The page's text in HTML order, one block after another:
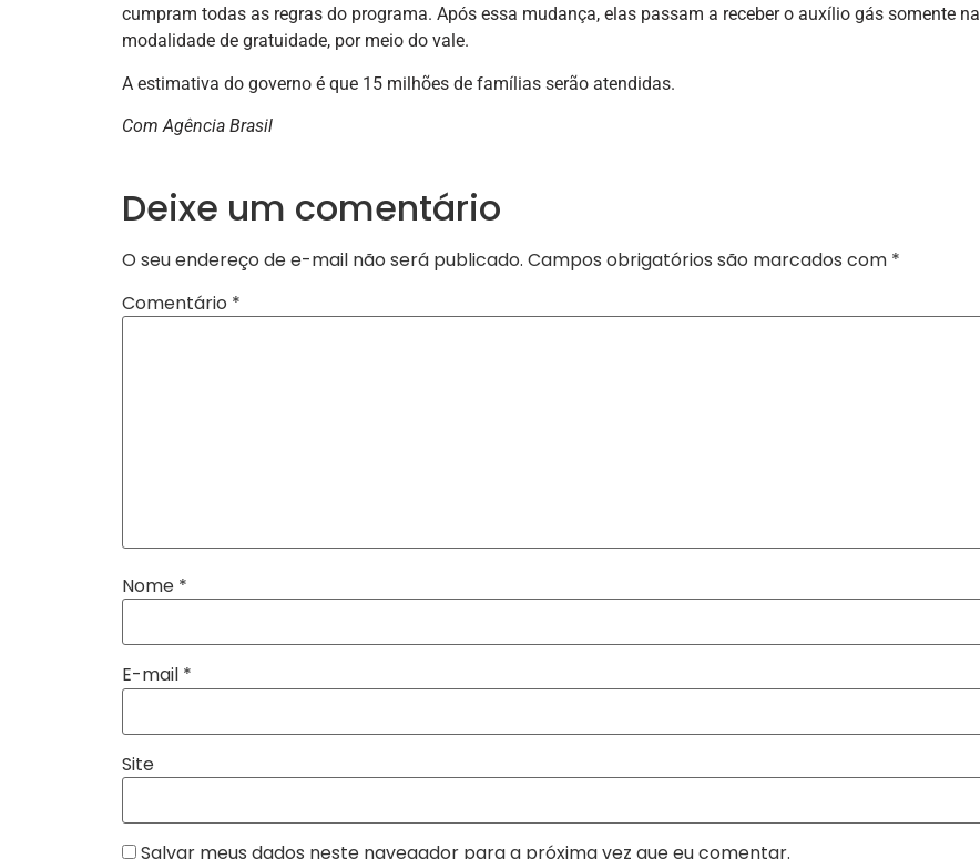
cumpram todas as regras do programa. Após essa mudança, elas passam a receber o auxílio gás somente na
modalidade de gratuidade, por meio do vale.
A estimativa do governo é que 15 milhões de famílias serão atendidas.
Com Agência Brasil
Deixe um comentário
O seu endereço de e-mail não será publicado. Campos obrigatórios são marcados com *
Comentário *
Nome *
E-mail *
Site
Salvar meus dados neste navegador para a próxima vez que eu comentar.